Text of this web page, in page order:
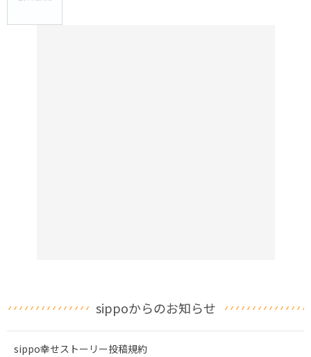
sippoからのお知らせ
sippo幸せストーリー投稿規約